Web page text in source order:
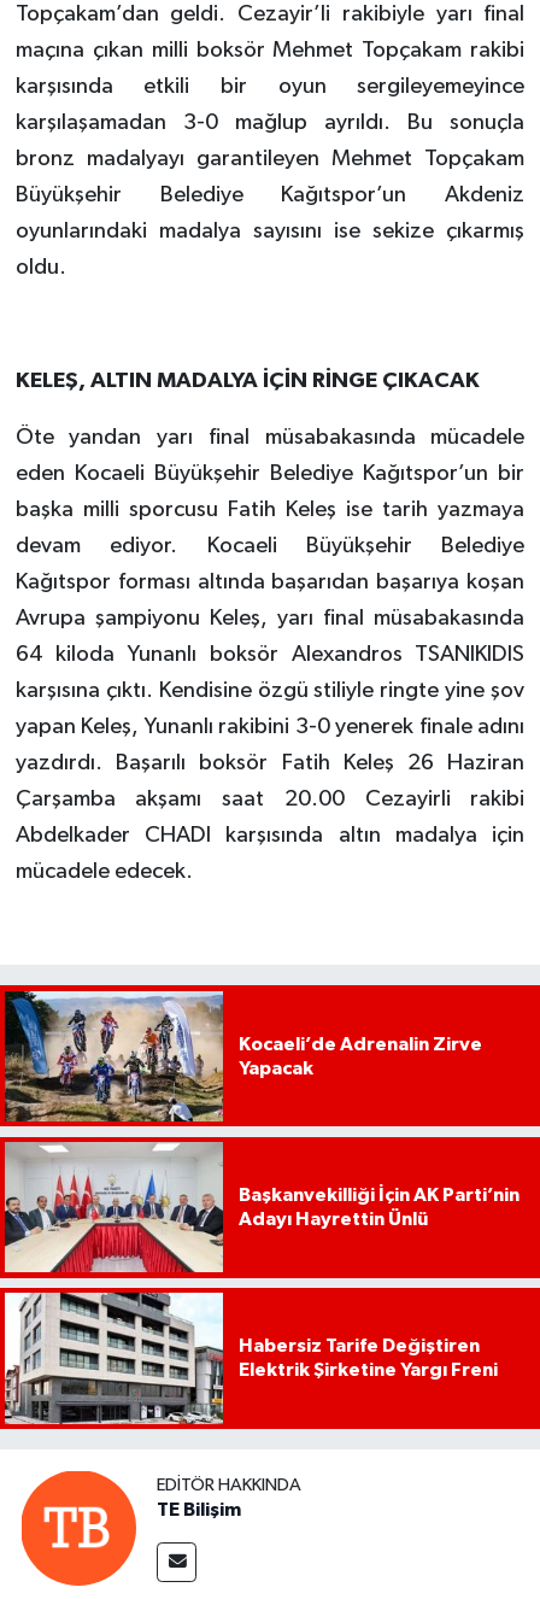
Topçakam’dan geldi. Cezayir’li rakibiyle yarı final
maçına çıkan milli boksör Mehmet Topçakam rakibi
karşısında etkili bir oyun sergileyemeyince
karşılaşamadan 3-0 mağlup ayrıldı. Bu sonuçla
bronz madalyayı garantileyen Mehmet Topçakam
Büyükşehir Belediye Kağıtspor’un Akdeniz
oyunlarındaki madalya sayısını ise sekize çıkarmış
oldu.
KELEŞ, ALTIN MADALYA İÇİN RİNGE ÇIKACAK
Öte yandan yarı final müsabakasında mücadele
eden Kocaeli Büyükşehir Belediye Kağıtspor’un bir
başka milli sporcusu Fatih Keleş ise tarih yazmaya
devam ediyor. Kocaeli Büyükşehir Belediye
Kağıtspor forması altında başarıdan başarıya koşan
Avrupa şampiyonu Keleş, yarı final müsabakasında
64 kiloda Yunanlı boksör Alexandros TSANIKIDIS
karşısına çıktı. Kendisine özgü stiliyle ringte yine şov
yapan Keleş, Yunanlı rakibini 3-0 yenerek finale adını
yazdırdı. Başarılı boksör Fatih Keleş 26 Haziran
Çarşamba akşamı saat 20.00 Cezayirli rakibi
Abdelkader CHADI karşısında altın madalya için
mücadele edecek.
Kocaeli’de Adrenalin Zirve
Yapacak
Başkanvekilliği İçin AK Parti’nin
Adayı Hayrettin Ünlü
Habersiz Tarife Değiştiren
Elektrik Şirketine Yargı Freni
EDITÖR HAKKINDA
TE Bilişim